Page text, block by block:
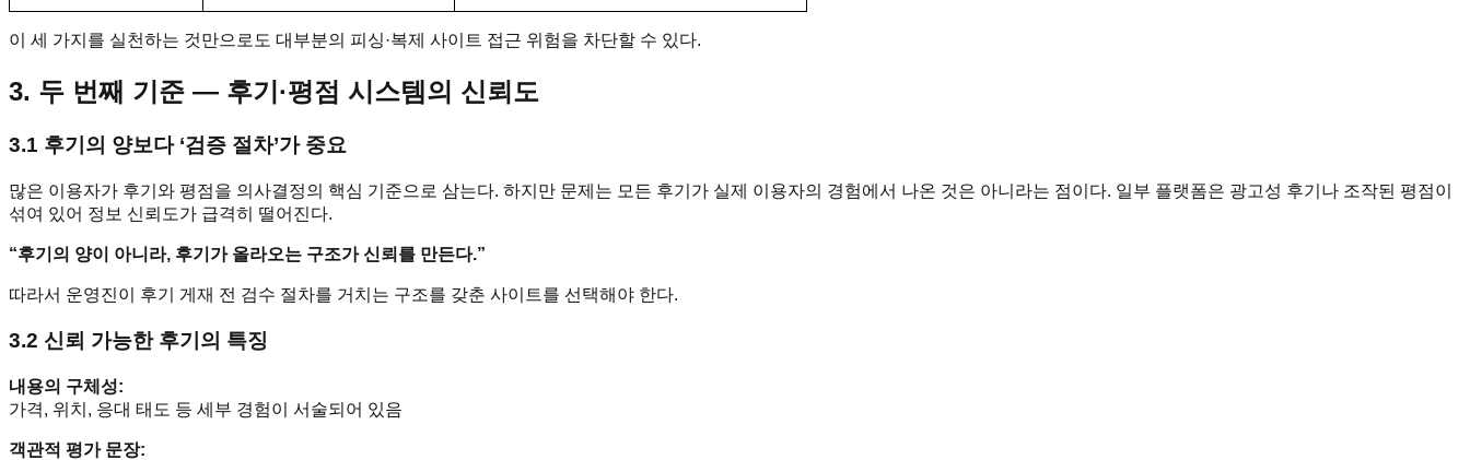
이 세 가지를 실천하는 것만으로도 대부분의 피싱·복제 사이트 접근 위험을 차단할 수 있다.
3. 두 번째 기준 ― 후기·평점 시스템의 신뢰도
3.1 후기의 양보다 ‘검증 절차’가 중요
많은 이용자가 후기와 평점을 의사결정의 핵심 기준으로 삼는다. 하지만 문제는 모든 후기가 실제 이용자의 경험에서 나온 것은 아니라는 점이다. 일부 플랫폼은 광고성 후기나 조작된 평점이
섞여 있어 정보 신뢰도가 급격히 떨어진다.
“후기의 양이 아니라, 후기가 올라오는 구조가 신뢰를 만든다.”
따라서 운영진이 후기 게재 전 검수 절차를 거치는 구조를 갖춘 사이트를 선택해야 한다.
3.2 신뢰 가능한 후기의 특징
내용의 구체성:
가격, 위치, 응대 태도 등 세부 경험이 서술되어 있음
객관적 평가 문장: